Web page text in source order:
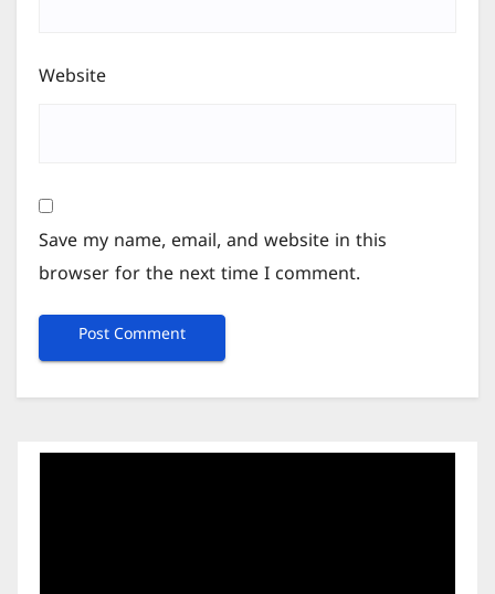
Website
Save my name, email, and website in this
browser for the next time I comment.